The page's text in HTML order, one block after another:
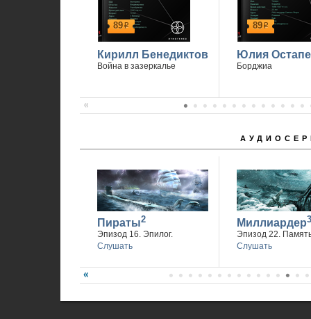
89р
Кирилл Бенедиктов
Война в зазеркалье
89р
Юлия
Борджиа
Пираты2
Эпизод 16. Эпилог.
Слушать
Миллиардер3
Эпизод 22.
Слушать